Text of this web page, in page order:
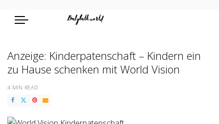
Anzeige: Kinderpatenschaft – Kindern ein
zu Hause schenken mit World Vision
4 MIN READ